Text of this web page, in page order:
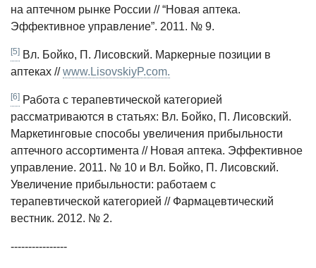
на аптечном рынке России // “Новая аптека.
Эффективное управление”. 2011. № 9.
[5] Вл. Бойко, П. Лисовский. Маркерные позиции в
аптеках //www.LisovskiyP.com.
[6] Работа с терапевтической категорией
рассматриваются в статьях: Вл. Бойко, П. Лисовский.
Маркетинговые способы увеличения прибыльно­сти
аптечного ассортимента // Новая аптека. Эффективное
управление. 2011. № 10 и Вл. Бойко, П. Лисовский.
Увеличение прибыльности: работаем с
терапевтической категорией // Фармацевтический
вестник. 2012. № 2.
----------------